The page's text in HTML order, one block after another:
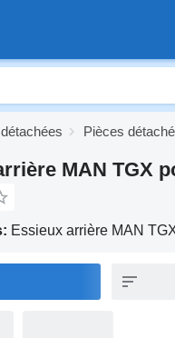
Pièces
MAN TGX
Essieux arrière MAN